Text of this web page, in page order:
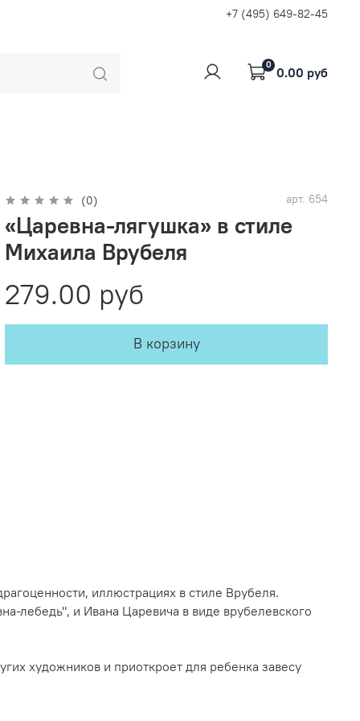
+7 (495) 649-82-45
0 0.00 руб
(0) арт. 654
«Царевна-лягушка» в стиле
Михаила Врубеля
279.00 руб
В корзину
иллюстрациях в стиле Врубеля.
лебедь", и Ивана Царевича в виде врубелевского
художников и приоткроет для ребенка завесу